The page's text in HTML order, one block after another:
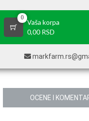
0
Vaša korpa
0,00 RSD
OCENE I